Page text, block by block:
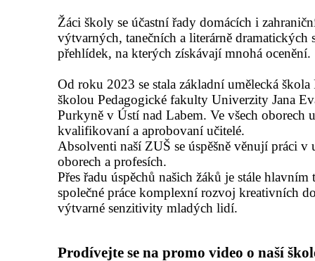
Žáci školy se účastní řady domácích i
výtvarných, tanečních a literárně dramatických
přehlídek, na kterých získávají mnohá ocenění.
Od roku 2023 se stala základní umělecká
školou Pedagogické fakulty Univerzity Jana
Purkyně v Ústí nad Labem. Ve všech oborech
kvalifikovaní a aprobovaní učitelé.
Absolventi naší ZUŠ se úspěšně věnují práci v
oborech a profesích.
Přes řadu úspěchů našich žáků je stále hlavním
společné práce komplexní rozvoj kreativních
výtvarné senzitivity mladých lidí.
Prodívejte se na promo video o naší